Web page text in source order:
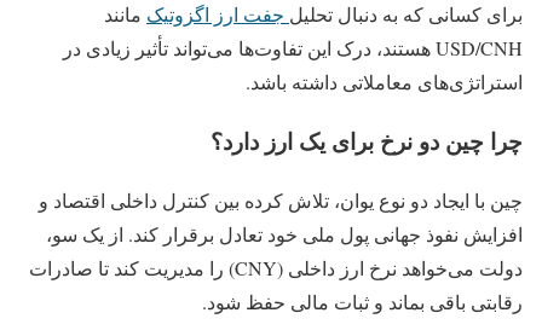
برای کسانی که به دنبال تحلیل جفت ارز اگزوتیک مانند
USD/CNH هستند، درک این تفاوت‌ها می‌تواند تأثیر زیادی در
استراتژی‌های معاملاتی داشته باشد.
چرا چین دو نرخ برای یک ارز دارد؟
چین با ایجاد دو نوع یوان، تلاش کرده بین کنترل داخلی اقتصاد و
افزایش نفوذ جهانی پول ملی خود تعادل برقرار کند. از یک سو،
دولت می‌خواهد نرخ ارز داخلی (CNY) را مدیریت کند تا صادرات
رقابتی باقی بماند و ثبات مالی حفظ شود.